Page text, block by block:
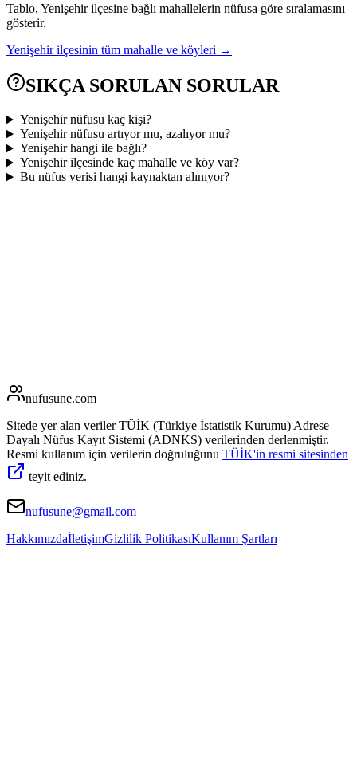
Tablo, Yenişehirilçesine bağlı mahallelerin nüfusa göre sıralamasını
gösterir.
Yenişehir ilçesinin tüm mahalle ve köyleri →
SIKÇA SORULAN SORULAR
Yenişehir nüfusu kaç kişi?
Yenişehir nüfusu artıyor mu, azalıyor mu?
Yenişehir hangi ile bağlı?
Yenişehir ilçesinde kaç mahalle ve köy var?
Bu nüfus verisi hangi kaynaktan alınıyor?
nufusune.com
Sitede yer alan veriler TÜİK (Türkiye İstatistik Kurumu) Adrese
Dayalı Nüfus Kayıt Sistemi (ADNKS) verilerinden derlenmiştir.
Resmi kullanım için verilerin doğruluğunu TÜİK'in resmi sitesinden
teyit ediniz.
nufusune@gmail.com
HakkımızdaİletişimGizlilik PolitikasıKullanım Şartları